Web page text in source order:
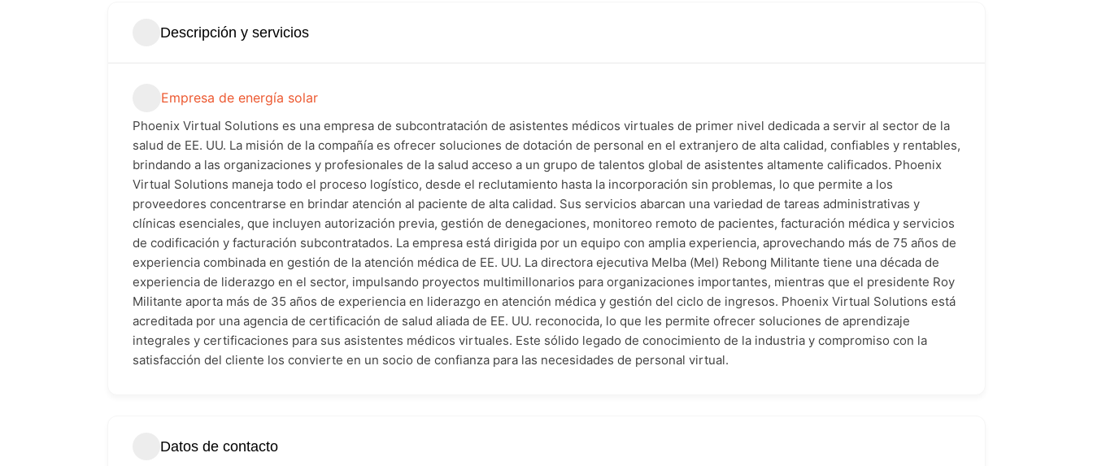
Descripción y servicios
Empresa de energía solar
Phoenix Virtual Solutions es una empresa de subcontratación de asistentes médicos virtuales de primer nivel dedicada a servir al sector de la
salud de EE. UU. La misión de la compañía es ofrecer soluciones de dotación de personal en el extranjero de alta calidad, confiables y rentables,
brindando a las organizaciones y profesionales de la salud acceso a un grupo de talentos global de asistentes altamente calificados. Phoenix
Virtual Solutions maneja todo el proceso logístico, desde el reclutamiento hasta la incorporación sin problemas, lo que permite a los
proveedores concentrarse en brindar atención al paciente de alta calidad. Sus servicios abarcan una variedad de tareas administrativas y
clínicas esenciales, que incluyen autorización previa, gestión de denegaciones, monitoreo remoto de pacientes, facturación médica y servicios
de codificación y facturación subcontratados. La empresa está dirigida por un equipo con amplia experiencia, aprovechando más de 75 años de
experiencia combinada en gestión de la atención médica de EE. UU. La directora ejecutiva Melba (Mel) Rebong Militante tiene una década de
experiencia de liderazgo en el sector, impulsando proyectos multimillonarios para organizaciones importantes, mientras que el presidente Roy
Militante aporta más de 35 años de experiencia en liderazgo en atención médica y gestión del ciclo de ingresos. Phoenix Virtual Solutions está
acreditada por una agencia de certificación de salud aliada de EE. UU. reconocida, lo que les permite ofrecer soluciones de aprendizaje
integrales y certificaciones para sus asistentes médicos virtuales. Este sólido legado de conocimiento de la industria y compromiso con la
satisfacción del cliente los convierte en un socio de confianza para las necesidades de personal virtual.
Datos de contacto